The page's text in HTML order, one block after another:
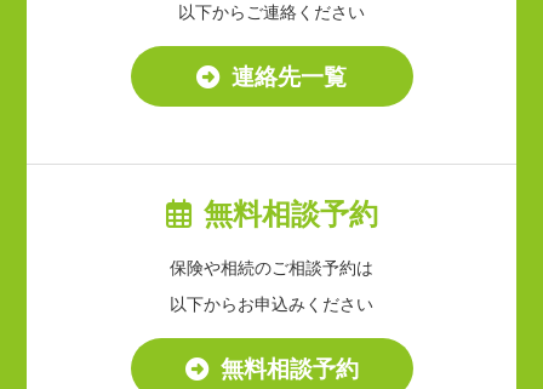
以下からご連絡ください
連絡先一覧
無料相談予約
保険や相続のご相談予約は
以下からお申込みください
無料相談予約